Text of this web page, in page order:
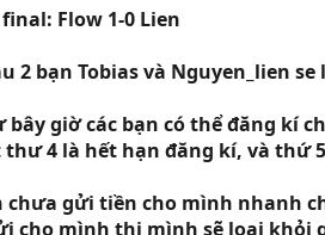
Flow 1-0 Lien
2 bạn Tobias và Nguyen_lien
bây giờ các bạn có thể đăng kí
thư 4 là hết hạn đăng kí, và thứ
chưa gửi tiền cho mình nhanh
cho mình thi mình sẽ loại khỏi